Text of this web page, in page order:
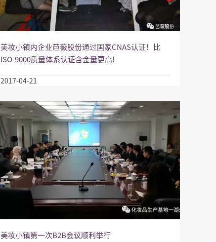
美妆小镇内企业芭薇股份通过国家CNAS认证！比
ISO-9000质量体系认证含金量更高!
2017-04-21
美妆小镇第一次B2B会议顺利举行